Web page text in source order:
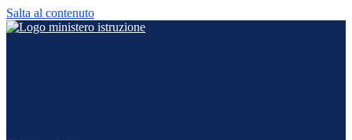
Salta al contenuto